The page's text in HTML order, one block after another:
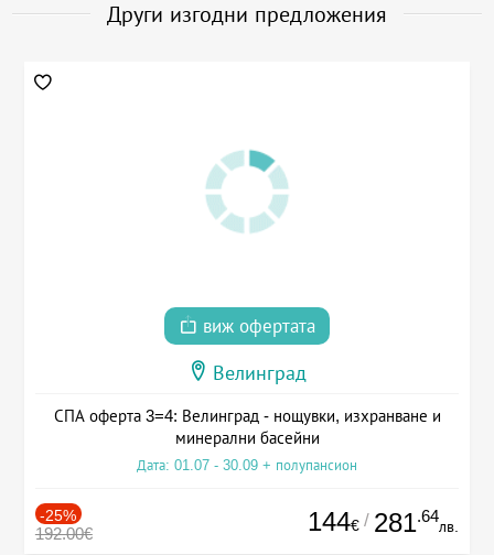
Други изгодни предложения
виж офертата
Велинград
СПА оферта 3=4: Велинград - нощувки, изхранване и
минерални басейни
Дата: 01.07 - 30.09 + полупансион
-25%
192.00€ 144€ / 281.64
лв.